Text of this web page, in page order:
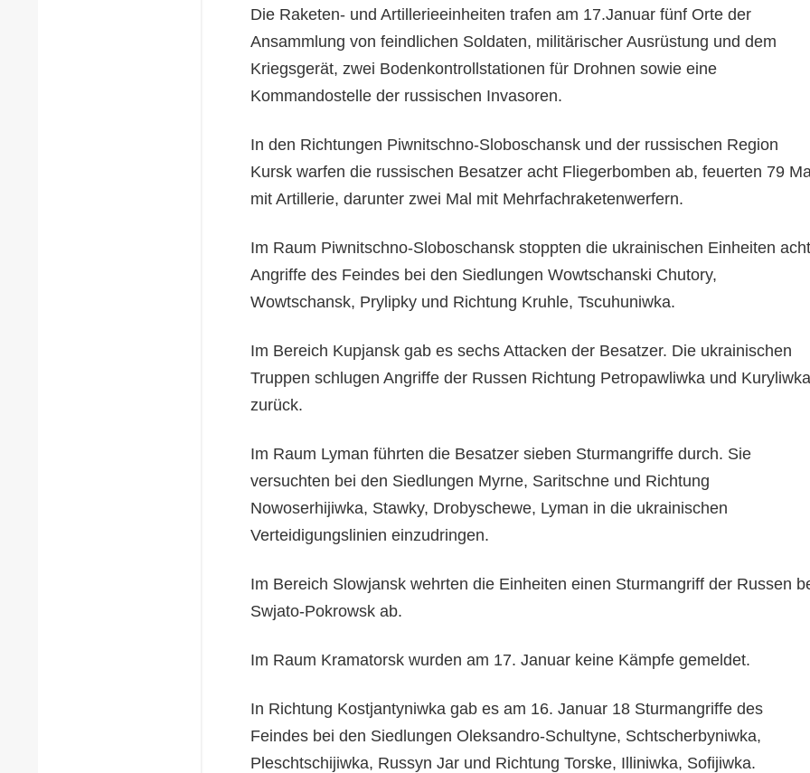
Die Raketen- und Artillerieeinheiten trafen am 17.Januar fünf Orte der
Ansammlung von feindlichen Soldaten, militärischer Ausrüstung und dem
Kriegsgerät, zwei Bodenkontrollstationen für Drohnen sowie eine
Kommandostelle der russischen Invasoren.
In den Richtungen Piwnitschno-Sloboschansk und der russischen Region
Kursk warfen die russischen Besatzer acht Fliegerbomben ab, feuerten 79
mit Artillerie, darunter zwei Mal mit Mehrfachraketenwerfern.
Im Raum Piwnitschno-Sloboschansk stoppten die ukrainischen Einheiten acht
Angriffe des Feindes bei den Siedlungen Wowtschanski Chutory,
Wowtschansk, Prylipky und Richtung Kruhle, Tscuhuniwka.
Im Bereich Kupjansk gab es sechs Attacken der Besatzer. Die ukrainischen
Truppen schlugen Angriffe der Russen Richtung Petropawliwka und Kuryliwka
zurück.
Im Raum Lyman führten die Besatzer sieben Sturmangriffe durch. Sie
versuchten bei den Siedlungen Myrne, Saritschne und Richtung
Nowoserhijiwka, Stawky, Drobyschewe, Lyman in die ukrainischen
Verteidigungslinien einzudringen.
Im Bereich Slowjansk wehrten die Einheiten einen Sturmangriff der Russen
Swjato-Pokrowsk ab.
Im Raum Kramatorsk wurden am 17. Januar keine Kämpfe gemeldet.
In Richtung Kostjantyniwka gab es am 16. Januar 18 Sturmangriffe des
Feindes bei den Siedlungen Oleksandro-Schultyne, Schtscherbyniwka,
Pleschtschijiwka, Russyn Jar und Richtung Torske, Illiniwka, Sofijiwka.